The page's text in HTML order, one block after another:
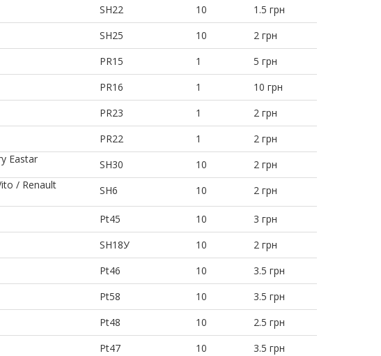
SH22 10
1.5 грн
SH25 10
2 грн
PR15 1
5 грн
PR16 1
10 грн
PR23 1
2 грн
PR22 1
2 грн
Eastar
SH30 10
2 грн
/ Renault
SH6 10
2 грн
Pt45 10
3 грн
SH18У 10
2 грн
Pt46 10
3.5 грн
Pt58 10
3.5 грн
Pt48 10
2.5 грн
Pt47 10
3.5 грн